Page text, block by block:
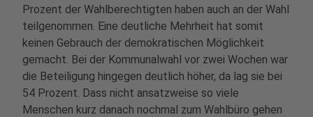
Prozent der Wahlberechtigten haben auch an der Wahl
teilgenommen. Eine deutliche Mehrheit hat somit
keinen Gebrauch der demokratischen Möglichkeit
gemacht. Bei der Kommunalwahl vor zwei Wochen war
die Beteiligung hingegen deutlich höher, da lag sie bei
54 Prozent. Dass nicht ansatzweise so viele
Menschen kurz danach nochmal zum Wahlbüro gehen